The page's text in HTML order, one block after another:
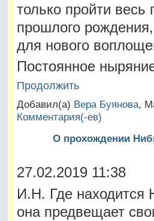
только пройти
прошлого
для нового
Постоянное
Продолжить
Добавил(а) Вера Буянова,
Комментария(-ев)
О прохождении
27.02.2019 11:38
И.Н. Где находится
она предвещает